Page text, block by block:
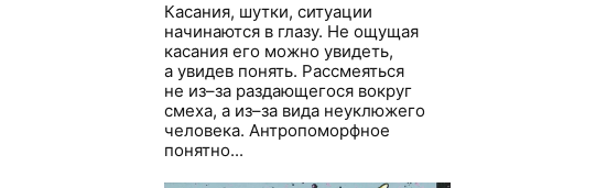
Касания, шутки, ситуации
начинаются в глазу. Не ощущая
касания его можно увидеть,
а увидев понять. Рассмеяться
не из–за раздающегося вокруг
смеха, а из–за вида неуклюжего
человека. Антропоморфное
понятно...